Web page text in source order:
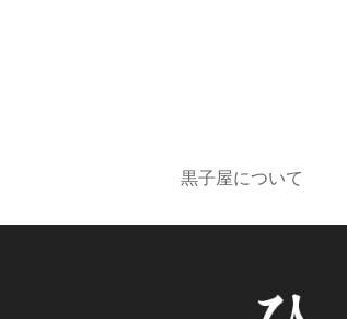
黒子屋について